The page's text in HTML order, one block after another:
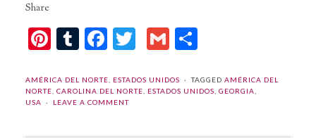
Share
Pinterest
Tumblr
Facebook
Twitter
GmailCompartir
AMÉRICA DEL NORTE ESTADOS UNIDOS TAGGED AMÉRICA DEL
NORTE CAROLINA DEL NORTE ESTADOS UNIDOS GEORGIA
USA
LEAVE A COMMENT